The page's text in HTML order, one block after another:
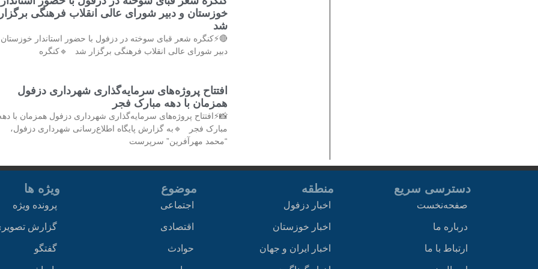
خوزستان و دبیر شورای عالی انقلاب فرهنگی
شد
🔴⚡کنگره شعر قبای سوخته در دزفول با حضور استاندار
دبیر شورای عالی انقلاب فرهنگی برگزار شد 🔹کنگره
افتتاح پروژه‌های سرمایه‌گذاری شهرداری دزفول
همزمان با دهه مبارک فجر
📸⚡افتتاح پروژه‌های سرمایه‌گذاری شهرداری دزفول همزمان با
مبارک فجر 🔹به گزارش پایگاه اطلاع‌رسانی شهرداری دزفول،
“محمد مهرآفرین” سرپرست
دسترسی سریع
صفحه‌نخست
درباره ما
ارتباط با ما
منطقه
اخبار دزفول
اخبار خوزستان
اخبار ایران و جهان
موضوع
اجتماعی
اقتصادی
حوادث
ویژه ها
پرونده ویژه
گزارش
گفتگو